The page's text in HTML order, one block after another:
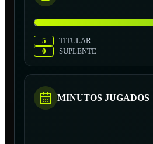
5
TITULAR
0
SUPLENTE
MINUTOS JUGADOS